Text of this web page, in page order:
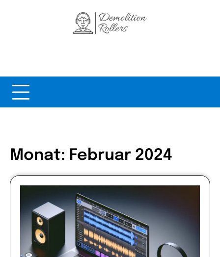
Monat: Februar 2024